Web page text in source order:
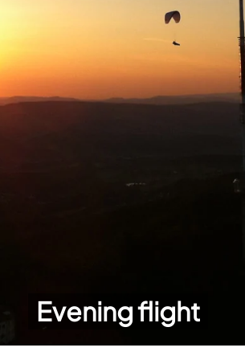
Evening flight